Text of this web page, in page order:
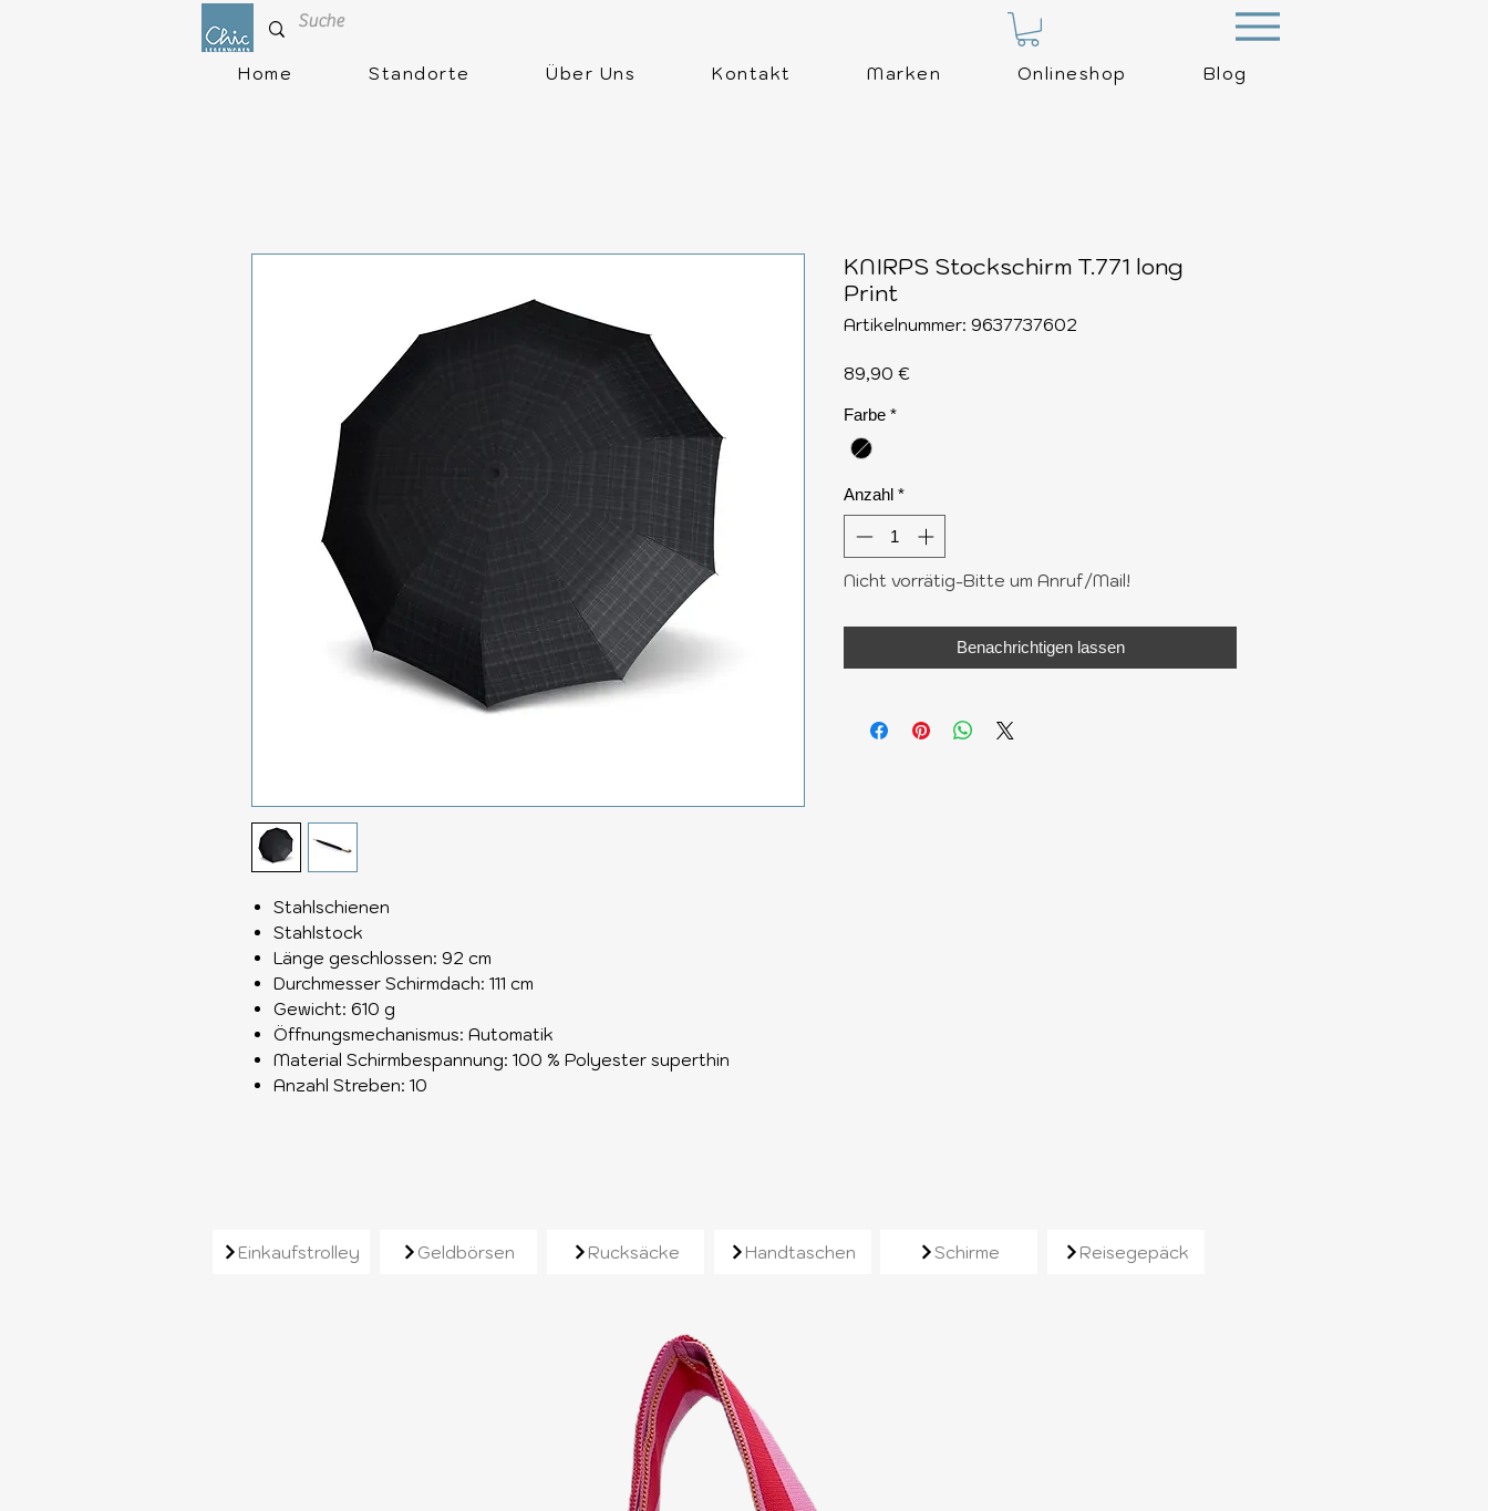
Menu
Home Standorte Über Uns Kontakt Marken Onlineshop Blog
Stahlschienen
Stahlstock
Länge geschlossen: 92 cm
Durchmesser Schirmdach: 111 cm
Gewicht: 610 g
Öffnungsmechanismus: Automatik
Material Schirmbespannung: 100 % Polyester superthin
Anzahl Streben: 10
KNIRPS Stockschirm T.771 long
Print
Artikelnummer: 9637737602
89,90 €Preis
Farbe *
Anzahl *
Nicht vorrätig-Bitte um Anruf/Mail!
Benachrichtigen lassen
Ähnliche Produkte
Einkaufstrolley Geldbörsen Rucksäcke Handtaschen Schirme Reisegepäck